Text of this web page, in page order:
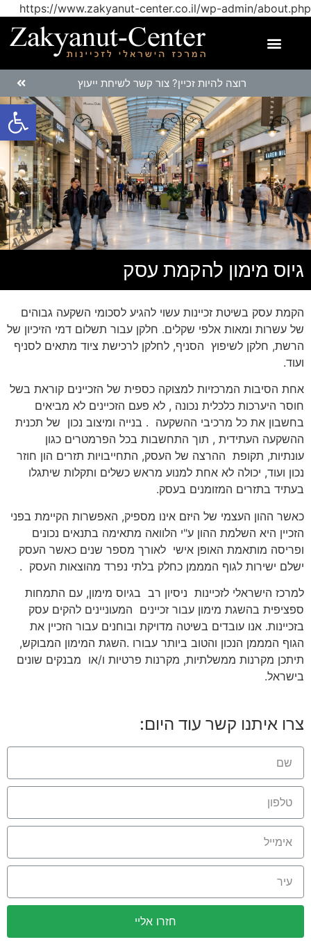
https://www.zakyanut-center.co.il/wp-admin/about.php
רוצה להיות זכיין? צור קשר לשיחת ייעוץ
גיוס מימון להקמת עסק
הקמת עסק בשיטת זכיינות עשוי להגיע לסכומי השקעה גבוהים
של עשרות ומאות אלפי שקלים. חלקן עבור תשלום דמי הזיכיון של
הרשת, חלקן לשיפוץ הסניף, לחלקן לרכישת ציוד מתאים לסניף
ועוד.
אחת הסיבות המרכזיות למצוקה כספית של הזכיינים קוראת בשל
חוסר היערכות כלכלית נכונה , לא פעם הזכיינים לא מביאים
בחשבון את כל מרכיבי ההשקעה . בנייה ומיצוב נכון של תכנית
ההשקעה העתידית , תוך התחשבות בכל הפרמטרים כגון
עונתיות, תקופת ההרצה של העסק, התחייבויות תזרים הון חוזר
נכון ועוד, יכולה לא אחת למנוע מראש כשלים ותקלות שיתגלו
בעתיד בתזרים המזומנים בעסק.
כאשר ההון העצמי של היזם אינו מספיק, האפשרות הקיימת בפני
הזכיין היא השלמת ההון ע"י הלוואה מתאימה בתנאים נכונים
ופריסה מותאמת האופן אישי לאורך מספר שנים כאשר העסק
ישלם ישירות לגוף המממן כחלק בלתי נפרד מהוצאות העסק .
למרכז הישראלי לזכיינות ניסיון רב בגיוס מימון, עם התמחות
ספציפית בהשגת מימון עבור זכיינים המעוניינים להקים עסק
בזכיינות. אנו עובדים בשיטה מדויקת ובוחנים עבור הזכיין את
הגוף המממן הנכון והטוב ביותר עבורו .השגת המימון המבוקש,
תיתכן מקרנות ממשלתיות, מקרנות פרטיות ו/או מבנקים שונים
בישראל.
צרו איתנו קשר עוד היום:
חזרו אליי